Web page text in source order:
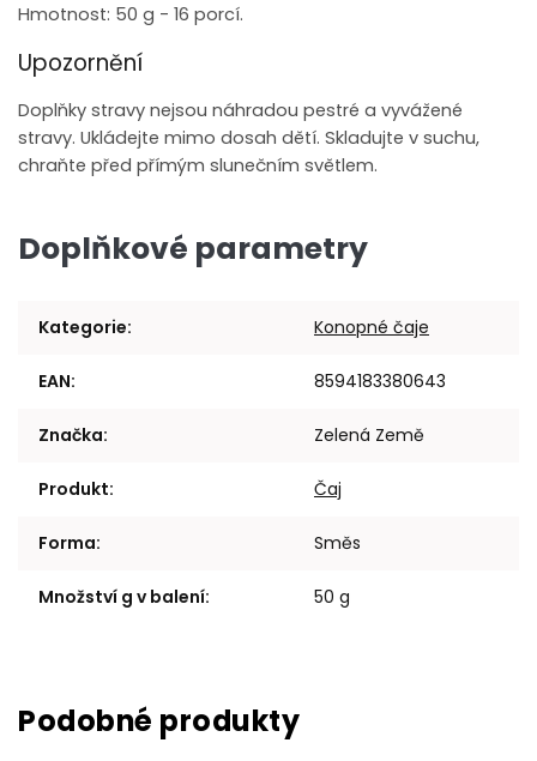
Hmotnost: 50 g - 16 porcí.
Upozornění
Doplňky stravy nejsou náhradou pestré a vyvážené
stravy. Ukládejte mimo dosah dětí. Skladujte v suchu,
chraňte před přímým slunečním světlem.
Doplňkové parametry
Kategorie: Konopné čaje
EAN: 8594183380643
Značka: Zelená Země
Produkt: Čaj
Forma: Směs
Množství g v balení: 50 g